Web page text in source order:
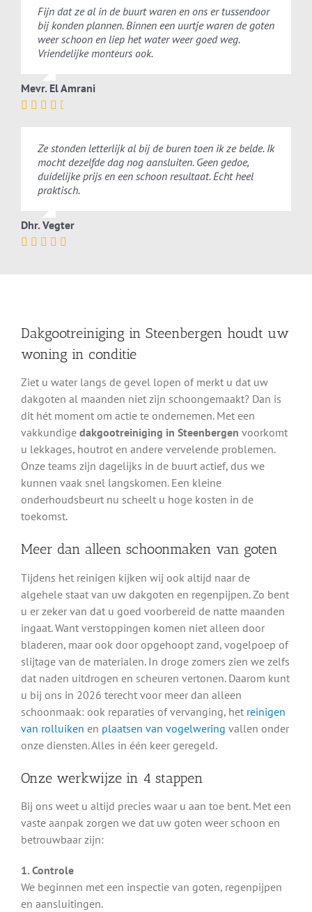
Fijn dat ze al in de buurt waren en ons er tussendoor
bij konden plannen. Binnen een uurtje waren de goten
weer schoon en liep het water weer goed weg.
Vriendelijke monteurs ook.
Mevr. El Amrani
Ze stonden letterlijk al bij de buren toen ik ze belde. Ik
mocht dezelfde dag nog aansluiten. Geen gedoe,
duidelijke prijs en een schoon resultaat. Echt heel
praktisch.
Dhr. Vegter
Dakgootreiniging in Steenbergen houdt uw
woning in conditie
Ziet u water langs de gevel lopen of merkt u dat uw
dakgoten al maanden niet zijn schoongemaakt? Dan is
dit hét moment om actie te ondernemen. Met een
vakkundige dakgootreiniging in Steenbergen voorkomt
u lekkages, houtrot en andere vervelende problemen.
Onze teams zijn dagelijks in de buurt actief, dus we
kunnen vaak snel langskomen. Een kleine
onderhoudsbeurt nu scheelt u hoge kosten in de
toekomst.
Meer dan alleen schoonmaken van goten
Tijdens het reinigen kijken wij ook altijd naar de
algehele staat van uw dakgoten en regenpijpen. Zo bent
u er zeker van dat u goed voorbereid de natte maanden
ingaat. Want verstoppingen komen niet alleen door
bladeren, maar ook door opgehoopt zand, vogelpoep of
slijtage van de materialen. In droge zomers zien we zelfs
dat naden uitdrogen en scheuren vertonen. Daarom kunt
u bij ons in 2026 terecht voor meer dan alleen
schoonmaak: ook reparaties of vervanging, het reinigen
van rolluiken en plaatsen van vogelwering vallen onder
onze diensten. Alles in één keer geregeld.
Onze werkwijze in 4 stappen
Bij ons weet u altijd precies waar u aan toe bent. Met een
vaste aanpak zorgen we dat uw goten weer schoon en
betrouwbaar zijn:
1. Controle
We beginnen met een inspectie van goten, regenpijpen
en aansluitingen.